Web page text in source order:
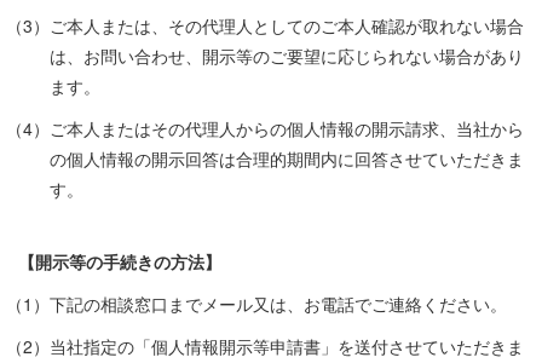
（3）ご本人または、その代理人としてのご本人確認が取れない場合
は、お問い合わせ、開示等のご要望に応じられない場合があり
ます。
（4）ご本人またはその代理人からの個人情報の開示請求、当社から
の個人情報の開示回答は合理的期間内に回答させていただきま
す。
【開示等の手続きの方法】
（1）下記の相談窓口までメール又は、お電話でご連絡ください。
（2）当社指定の「個人情報開示等申請書」を送付させていただきま